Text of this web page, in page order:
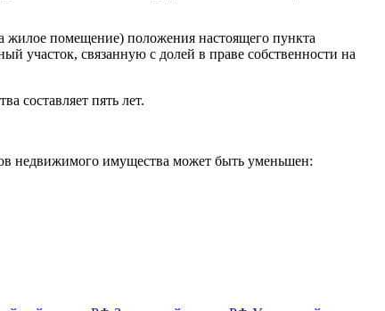
помещение) положения настоящего пункта
участок, связанную с долей в праве собственности на
составляет пять лет.
недвижимого имущества может быть уменьшен: